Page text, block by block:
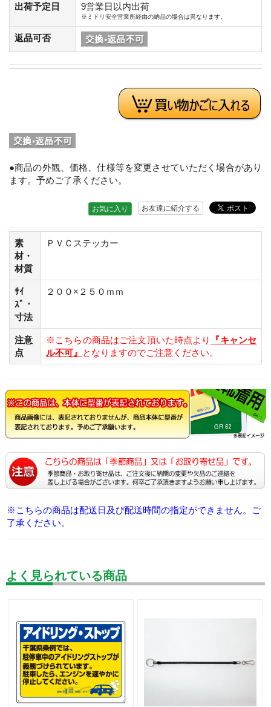
出荷予定日 9営業日以内出荷
※ミドリ安全営業所経由の納品の場合は異なります。
返品可否
●商品の外観、価格、仕様等を変更させていただく場合があり
ます。予めご了承ください。
お友達に紹介する
お気に入り
素
材・
材質
ＰＶＣステッカー
ｻｲ
ｽﾞ・
寸法
２００×２５０ｍｍ
注意
点
※こちらの商品はご注文頂いた時点より
『キャンセ
ル不可』 となりますのでご注意ください。
※こちらの商品は配送日及び配送時間の指定ができません。ご
了承ください。
よく見られている商品